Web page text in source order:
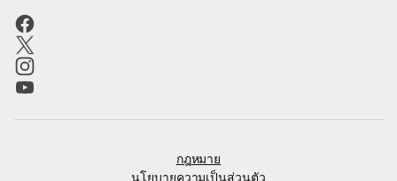
กฎหมาย
นโยบายความเป็นส่วนตัว